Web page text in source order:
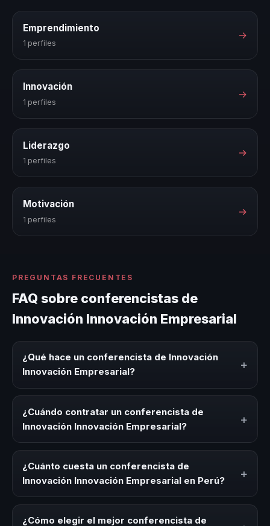
Emprendimiento
1 perfiles
→
Innovación
1 perfiles
→
Liderazgo
1 perfiles
→
Motivación
1 perfiles
→
PREGUNTAS FRECUENTES
FAQ sobre conferencistas de
Innovación Innovación Empresarial
¿Qué hace un conferencista de Innovación
Innovación Empresarial?
+
es un experto que comparte conocimiento, estrategias y
experiencias sobre este tema en eventos corporativos,
convenciones y seminarios. Su objetivo es generar
reflexión, inspiración y herramientas aplicables para la
¿Cuándo contratar un conferencista de
Innovación Innovación Empresarial?
+
Innovación Empresarial para kick-offs, convenciones
anuales, programas de desarrollo, eventos de integración
o cuando tu organización necesita impulsar un cambio
¿Cuánto cuesta un conferencista de
Innovación Innovación Empresarial en Perú?
+
modalidad (presencial o virtual) y la duración del evento.
¿Cómo elegir el mejor conferencista de